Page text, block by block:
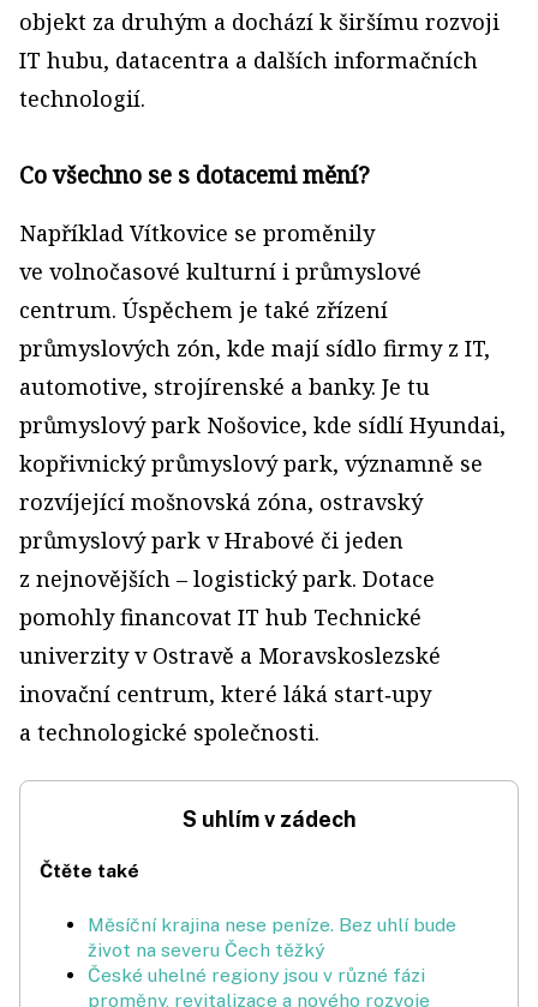
objekt za druhým a dochází k širšímu rozvoji
IT hubu, datacentra a dalších informačních
technologií.
Co všechno se s dotacemi mění?
Například Vítkovice se proměnily
ve volnočasové kulturní i průmyslové
centrum. Úspěchem je také zřízení
průmyslových zón, kde mají sídlo firmy z IT,
automotive, strojírenské a banky. Je tu
průmyslový park Nošovice, kde sídlí Hyundai,
kopřivnický průmyslový park, významně se
rozvíjející mošnovská zóna, ostravský
průmyslový park v Hrabové či jeden
z nejnovějších – logistický park. Dotace
pomohly financovat IT hub Technické
univerzity v Ostra­vě a Moravskoslezské
inovační centrum, které láká start‑upy
a techno­logické společnosti.
S uhlím v zádech
Čtěte také
Měsíční krajina nese peníze. Bez uhlí bude
život na severu Čech těžký
České uhelné regiony jsou v různé fázi
proměny, revitalizace a nového rozvoje